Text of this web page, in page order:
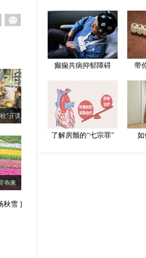
"开课
春来
秋雪 ]
癫痫共病抑郁障碍 带
了解房颤的“七宗罪” 如